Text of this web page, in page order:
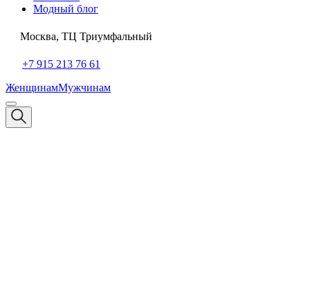
Модный блог
Москва, ТЦ Триумфальный
+7 915 213 76 61
ЖенщинамМужчинам